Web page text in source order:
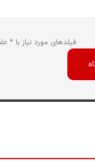
فیلدهای مورد نیاز با *